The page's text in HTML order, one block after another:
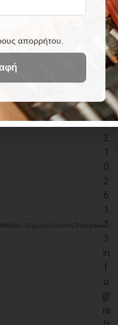
Μέθοδοι Πληρωμής Πολιτική Επιστροφών
+
0
2
3
2
1
0
2
6
1
3
3
in
f
o
@
ra